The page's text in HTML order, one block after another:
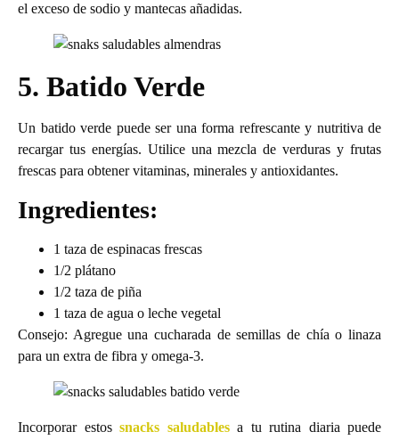
el exceso de sodio y mantecas añadidas.
5. Batido Verde
Un batido verde puede ser una forma refrescante y nutritiva de
recargar tus energías. Utilice una mezcla de verduras y frutas
frescas para obtener vitaminas, minerales y antioxidantes.
Ingredientes:
1 taza de espinacas frescas
1/2 plátano
1/2 taza de piña
1 taza de agua o leche vegetal
Consejo: Agregue una cucharada de semillas de chía o linaza
para un extra de fibra y omega-3.
Incorporar estossnacks saludablesa tu rutina diaria puede